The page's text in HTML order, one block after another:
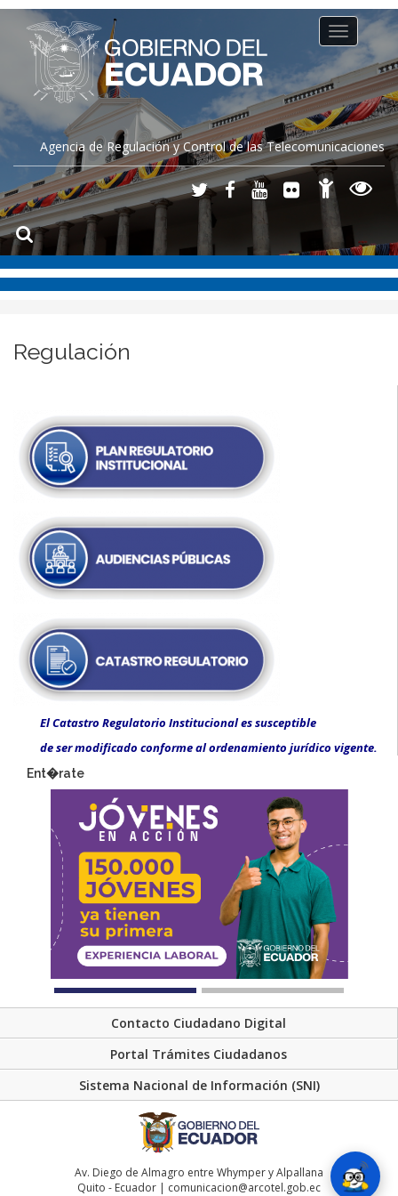
Agencia de Regulación y Control de las Telecomunicaciones
Toggle
navigation
Regulación
El Catastro Regulatorio Institucional es susceptible
de ser modificado conforme al ordenamiento jurídico vigente.
Ent�rate
Contacto Ciudadano Digital
Portal Trámites Ciudadanos
Sistema Nacional de Información (SNI)
Av. Diego de Almagro entre Whymper y Alpallana
Quito - Ecuador | comunicacion@arcotel.gob.ec